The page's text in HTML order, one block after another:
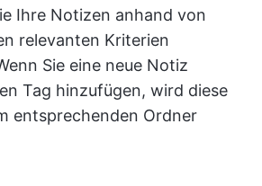
Ihre Notizen anhand von
relevanten Kriterien
Sie eine neue Notiz
Tag hinzufügen, wird diese
entsprechenden Ordner